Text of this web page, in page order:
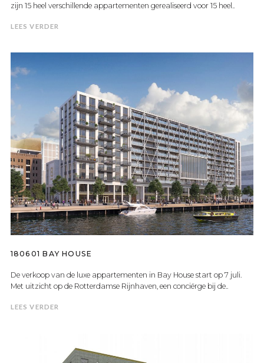
zijn 15 heel verschillende appartementen gerealiseerd voor 15 heel..
LEES VERDER
180601 BAY HOUSE
De verkoop van de luxe appartementen in Bay House start op 7 juli.
Met uitzicht op de Rotterdamse Rijnhaven, een conciërge bij de..
LEES VERDER